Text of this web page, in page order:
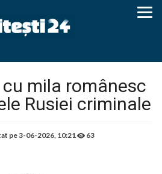
mila românesc
Rusiei criminale
pe3-06-2026, 10:21 63